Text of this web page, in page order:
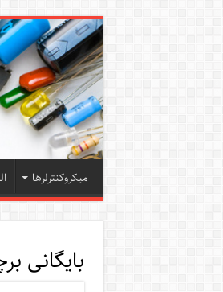
میکروکنترلرها
بایگانی